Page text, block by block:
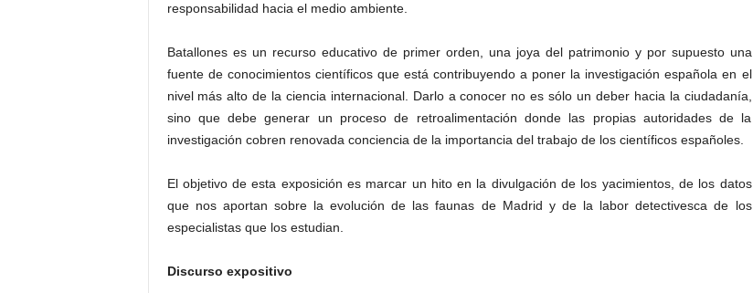
responsabilidad hacia el medio ambiente.
Batallones es un recurso educativo de primer orden, una joya del patrimonio y por supuesto una
fuente de conocimientos científicos que está contribuyendo a poner la investigación española en el
nivel más alto de la ciencia internacional. Darlo a conocer no es sólo un deber hacia la ciudadanía,
sino que debe generar un proceso de retroalimentación donde las propias autoridades de la
investigación cobren renovada conciencia de la importancia del trabajo de los científicos españoles.
El objetivo de esta exposición es marcar un hito en la divulgación de los yacimientos, de los datos
que nos aportan sobre la evolución de las faunas de Madrid y de la labor detectivesca de los
especialistas que los estudian.
Discurso expositivo